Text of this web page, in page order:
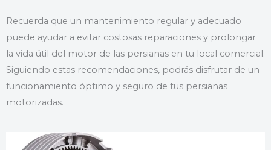
Recuerda que un mantenimiento regular y adecuado
puede ayudar a evitar costosas reparaciones y prolongar
la vida útil del motor de las persianas en tu local comercial.
Siguiendo estas recomendaciones, podrás disfrutar de un
funcionamiento óptimo y seguro de tus persianas
motorizadas.